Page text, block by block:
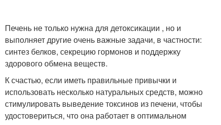
Печень не только нужна для детоксикации , но и
выполняет другие очень важные задачи, в частности:
синтез белков, секрецию гормонов и поддержку
здорового обмена веществ.
К счастью, если иметь правильные привычки и
использовать несколько натуральных средств, можно
стимулировать выведение токсинов из печени, чтобы
удостовериться, что она работает в оптимальном